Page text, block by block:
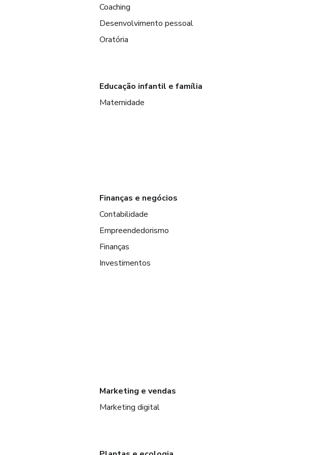
Coaching
Desenvolvimento pessoal
Oratória
Educação infantil e família
Maternidade
Finanças e negócios
Contabilidade
Empreendedorismo
Finanças
Investimentos
Marketing e vendas
Marketing digital